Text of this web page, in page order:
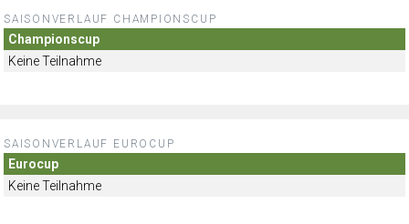
SAISONVERLAUF CHAMPIONSCUP
Championscup
Keine Teilnahme
SAISONVERLAUF EUROCUP
Eurocup
Keine Teilnahme